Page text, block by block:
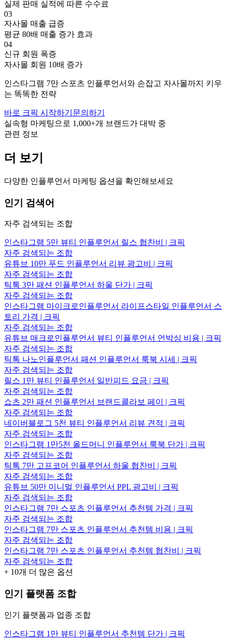
실제 판매 실적에 따른 수수료
03
자사몰 매출 급증
평균 80배 매출 증가 효과
04
신규 회원 폭증
자사몰 회원 10배 증가
인스타그램 7만 스포츠 인플루언서와 손잡고 자사몰까지 키우
는 똑똑한 전략
바로 크픽 시작하기 문의하기
실속형 마케팅으로 1,000+개 브랜드가 대박 중
관련 정보
더 보기
다양한 인플루언서 마케팅 옵션을 확인해보세요
인기 검색어
자주 검색되는 조합
인스타그램 5만 뷰티 인플루언서 릴스 협찬비 | 크픽
자주 검색되는 조합
유튜브 10만 푸드 인플루언서 리뷰 광고비 | 크픽
자주 검색되는 조합
틱톡 3만 패션 인플루언서 하울 단가 | 크픽
자주 검색되는 조합
인스타그램 마이크로인플루언서 라이프스타일 인플루언서 스
토리 가격 | 크픽
자주 검색되는 조합
유튜브 매크로인플루언서 뷰티 인플루언서 언박싱 비용 | 크픽
자주 검색되는 조합
틱톡 나노인플루언서 패션 인플루언서 룩북 시세 | 크픽
자주 검색되는 조합
릴스 1만 뷰티 인플루언서 일반피드 요금 | 크픽
자주 검색되는 조합
쇼츠 2만 패션 인플루언서 브랜드콜라보 페이 | 크픽
자주 검색되는 조합
네이버블로그 5천 뷰티 인플루언서 리뷰 견적 | 크픽
자주 검색되는 조합
인스타그램 1만5천 올드머니 인플루언서 룩북 단가 | 크픽
자주 검색되는 조합
틱톡 7만 고프코어 인플루언서 하울 협찬비 | 크픽
자주 검색되는 조합
유튜브 50만 미니멀 인플루언서 PPL 광고비 | 크픽
자주 검색되는 조합
인스타그램 7만 스포츠 인플루언서 추천템 가격 | 크픽
자주 검색되는 조합
인스타그램 7만 스포츠 인플루언서 추천템 비용 | 크픽
자주 검색되는 조합
인스타그램 7만 스포츠 인플루언서 추천템 협찬비 | 크픽
자주 검색되는 조합
+ 10개 더 많은 옵션
인기 플랫폼 조합
인기 플랫폼과 업종 조합
인스타그램 1만 뷰티 인플루언서 추천템 단가 | 크픽